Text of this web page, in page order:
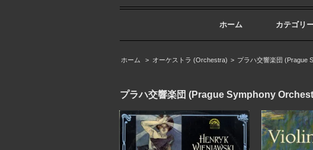
ホーム カテゴリ
ホーム > オーケストラ (Orchestra) > プラハ交響楽団 (Prague
プラハ交響楽団 (Prague Symphony